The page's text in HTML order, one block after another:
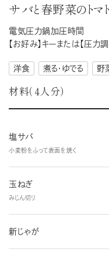
サバと春野菜のトマ
電気圧力鍋加圧時間
【お好み】キーまたは【圧力
洋食 煮る・ゆでる 野
材料（４人分）
塩サバ
小麦粉をふって表面を焼く
玉ねぎ
みじん切り
新じゃが